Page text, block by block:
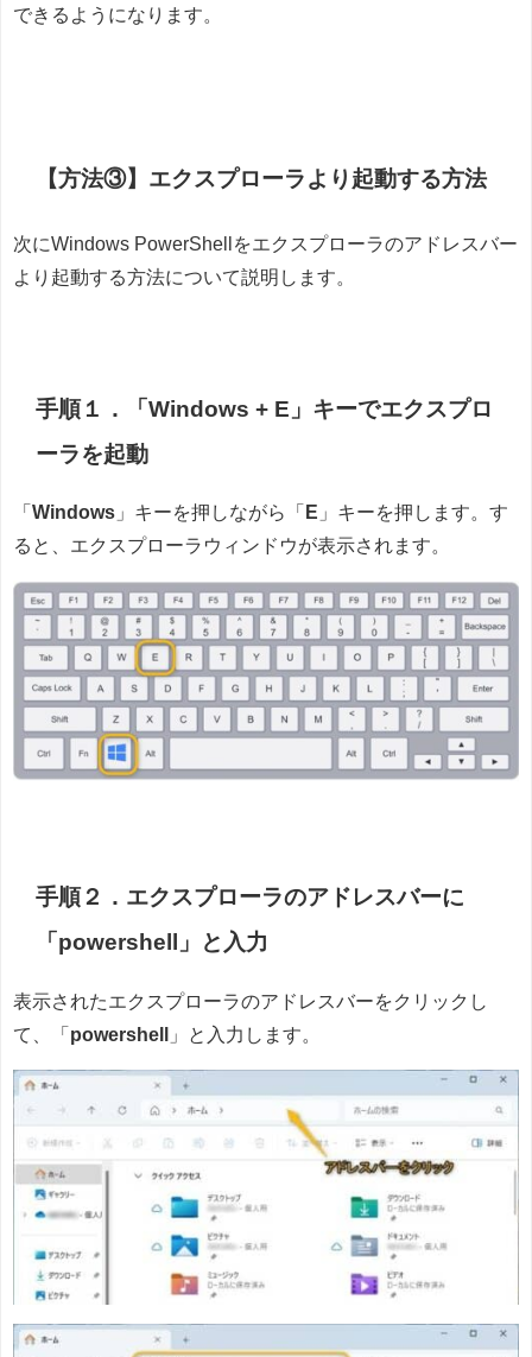
できるようになります。
【方法③】エクスプローラより起動する方法
次にWindows PowerShellをエクスプローラのアドレスバー
より起動する方法について説明します。
手順１．「Windows + E」キーでエクスプロ
ーラを起動
「 Windows 」キーを押しながら「 E 」キーを押します。す
ると、エクスプローラウィンドウが表示されます。
手順２．エクスプローラのアドレスバーに
「powershell」と入力
表示されたエクスプローラのアドレスバーをクリックし
て、「powershell 」と入力します。